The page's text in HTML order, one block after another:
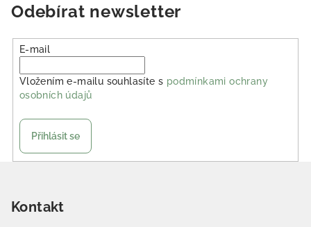
Odebírat newsletter
E-mail
Vložením e-mailu souhlasíte s podmínkami ochrany
osobních údajů
Přihlásit se
Kontakt